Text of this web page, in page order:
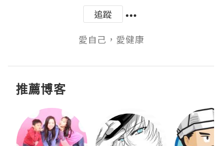
追蹤
愛自己，愛健康
推薦博客